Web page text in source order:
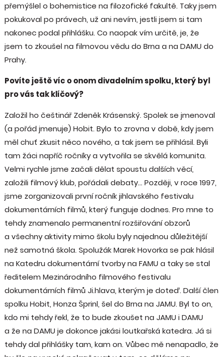
přemýšlel o bohemistice na filozofické fakultě. Taky jsem
pokukoval po právech, už ani nevím, jestli jsem si tam
nakonec podal přihlášku. Co naopak vím určitě, je, že
jsem to zkoušel na filmovou vědu do Brna a na DAMU do
Prahy.
Povíte ještě víc o onom divadelním spolku, který byl
pro vás tak klíčový?
Založil ho češtinář Zdeněk Krásenský. Spolek se jmenoval
(a pořád jmenuje) Hobit. Bylo to zrovna v době, kdy jsem
měl chuť zkusit něco nového, a tak jsem se přihlásil. Byli
tam žáci napříč ročníky a vytvořila se skvělá komunita.
Velmi rychle jsme začali dělat spoustu dalších věcí,
založili filmový klub, pořádali debaty... Později, v roce 1997,
jsme zorganizovali první ročník jihlavského festivalu
dokumentárních filmů, který funguje dodnes. Pro mne to
tehdy znamenalo permanentní rozšiřování obzorů
a všechny aktivity mimo školu byly najednou důležitější
než samotná škola. Spolužák Marek Hovorka se pak hlásil
na Katedru dokumentární tvorby na FAMU a taky se stal
ředitelem Mezinárodního filmového festivalu
dokumentárních filmů Ji.hlava, kterým je doteď. Další člen
spolku Hobit, Honza Šprinl, šel do Brna na JAMU. Byl to on,
kdo mi tehdy řekl, že to bude zkoušet na JAMU i DAMU
a že na DAMU je dokonce jakási loutkařská katedra. Já si
tehdy dal přihlášky tam, kam on. Vůbec mě nenapadlo, že